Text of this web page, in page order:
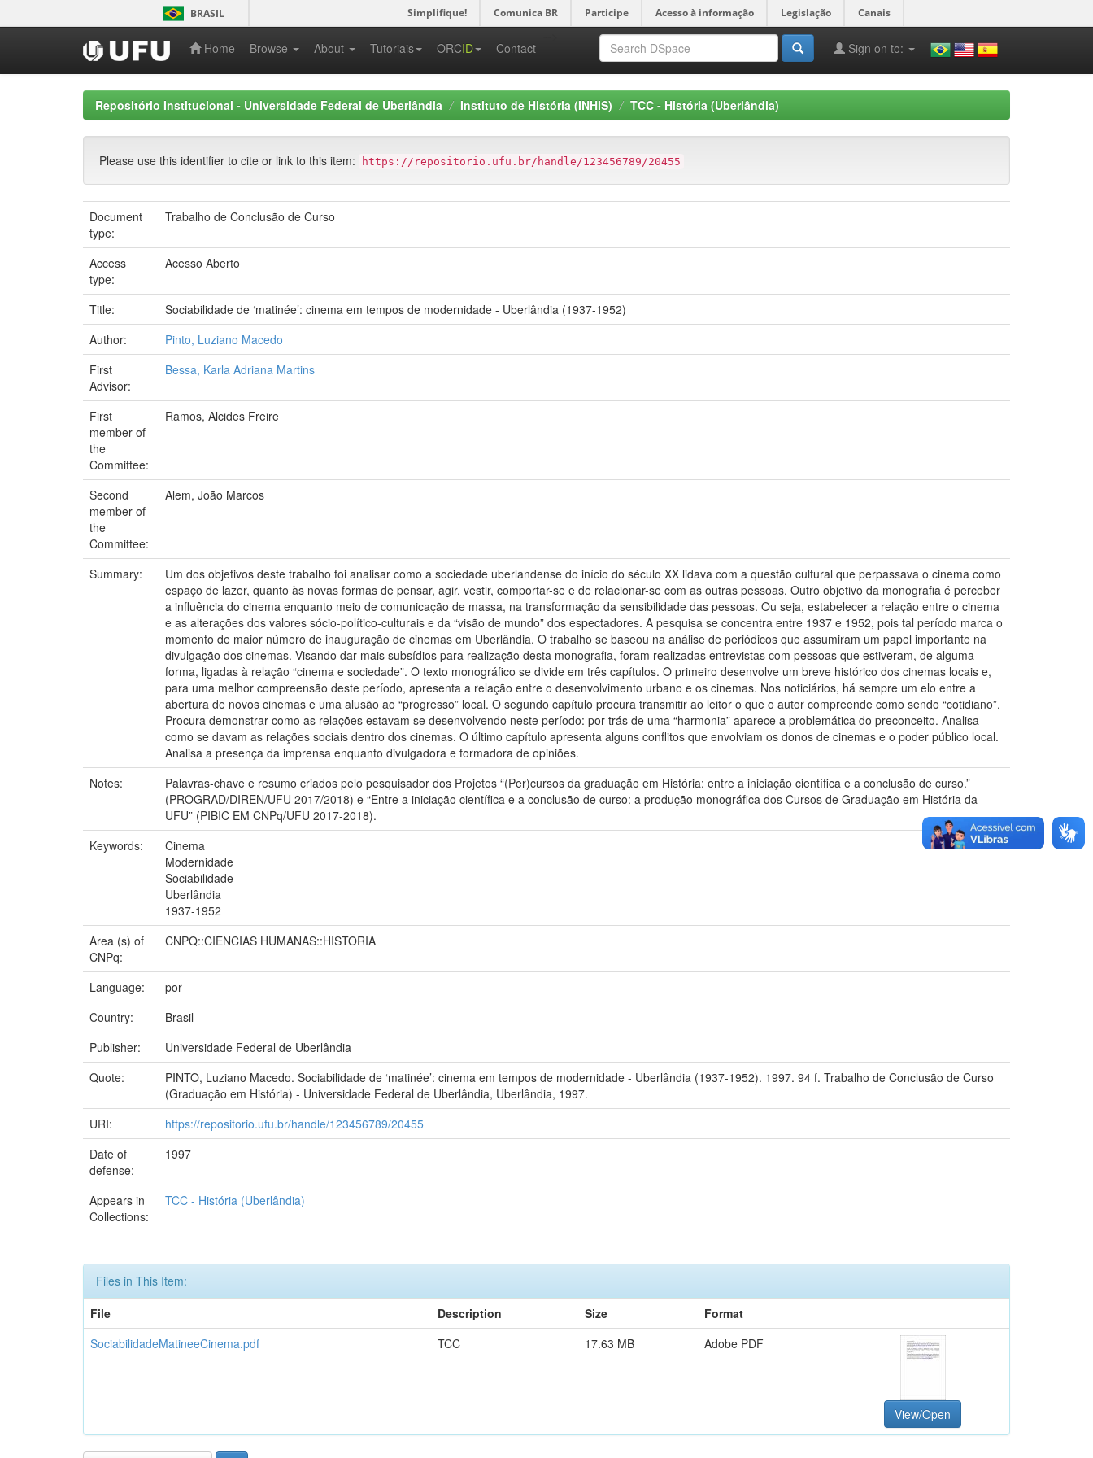
navigation
BRASIL Simplifique! Comunica BR Participe Acesso à informação Legislação Canais
Home Browse About Tutoriais ORCID Contact Sign on to:
Repositório Institucional - Universidade Federal de Uberlândia Instituto de História (INHIS) TCC - História (Uberlândia)
Please use this identifier to cite or link to this item: https://repositorio.ufu.br/handle/123456789/20455
Document
type:
Trabalho de Conclusão de Curso
Access
type:
Acesso Aberto
Title:
Sociabilidade de ‘matinée’: cinema em tempos de modernidade - Uberlândia (1937-1952)
Author:
Pinto, Luziano Macedo
First
Advisor:
Bessa, Karla Adriana Martins
First
member of
the
Committee:
Ramos, Alcides Freire
Second
member of
the
Committee:
Alem, João Marcos
Summary:
Um dos objetivos deste trabalho foi analisar como a sociedade uberlandense do início do século XX lidava com a questão cultural que perpassava o cinema como
espaço de lazer, quanto às novas formas de pensar, agir, vestir, comportar-se e de relacionar-se com as outras pessoas. Outro objetivo da monografia é perceber
a influência do cinema enquanto meio de comunicação de massa, na transformação da sensibilidade das pessoas. Ou seja, estabelecer a relação entre o cinema
e as alterações dos valores sócio-político-culturais e da “visão de mundo” dos espectadores. A pesquisa se concentra entre 1937 e 1952, pois tal período marca o
momento de maior número de inauguração de cinemas em Uberlândia. O trabalho se baseou na análise de periódicos que assumiram um papel importante na
divulgação dos cinemas. Visando dar mais subsídios para realização desta monografia, foram realizadas entrevistas com pessoas que estiveram, de alguma
forma, ligadas à relação “cinema e sociedade”. O texto monográfico se divide em três capítulos. O primeiro desenvolve um breve histórico dos cinemas locais e,
para uma melhor compreensão deste período, apresenta a relação entre o desenvolvimento urbano e os cinemas. Nos noticiários, há sempre um elo entre a
abertura de novos cinemas e uma alusão ao “progresso” local. O segundo capítulo procura transmitir ao leitor o que o autor compreende como sendo “cotidiano”.
Procura demonstrar como as relações estavam se desenvolvendo neste período: por trás de uma “harmonia” aparece a problemática do preconceito. Analisa
como se davam as relações sociais dentro dos cinemas. O último capítulo apresenta alguns conflitos que envolviam os donos de cinemas e o poder público local.
Analisa a presença da imprensa enquanto divulgadora e formadora de opiniões.
Notes:
Palavras-chave e resumo criados pelo pesquisador dos Projetos “(Per)cursos da graduação em História: entre a iniciação científica e a conclusão de curso.”
(PROGRAD/DIREN/UFU 2017/2018) e “Entre a iniciação científica e a conclusão de curso: a produção monográfica dos Cursos de Graduação em História da
UFU” (PIBIC EM CNPq/UFU 2017-2018).
Keywords:
Cinema
Modernidade
Sociabilidade
Uberlândia
1937-1952
Area (s) of
CNPq:
CNPQ::CIENCIAS HUMANAS::HISTORIA
Language:
por
Country:
Brasil
Publisher:
Universidade Federal de Uberlândia
Quote:
PINTO, Luziano Macedo. Sociabilidade de ‘matinée’: cinema em tempos de modernidade - Uberlândia (1937-1952). 1997. 94 f. Trabalho de Conclusão de Curso
(Graduação em História) - Universidade Federal de Uberlândia, Uberlândia, 1997.
URI:
https://repositorio.ufu.br/handle/123456789/20455
Date of
defense:
1997
Appears in
Collections:
TCC - História (Uberlândia)
Files in This Item:
File
Description Size
Format
SociabilidadeMatineeCinema.pdf
TCC 17.63 MB Adobe PDF
View/Open